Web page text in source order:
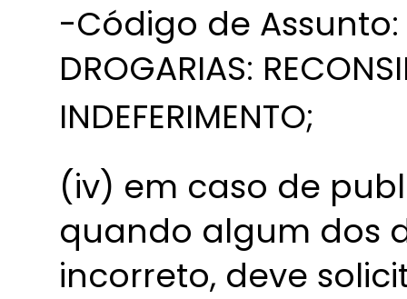
-Código de Assunto:
DROGARIAS:
INDEFERIMENTO;
(iv) em caso de
quando algum dos
incorreto, deve